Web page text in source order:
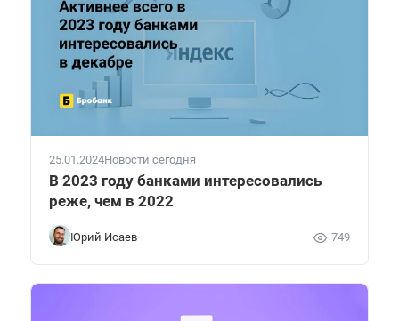
25.01.2024Новости сегодня
В 2023 году банками интересовались
реже, чем в 2022
Юрий Исаев 749